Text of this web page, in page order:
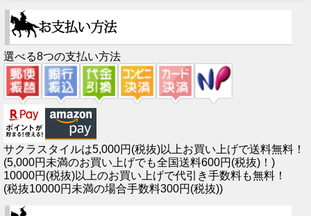
選べる8つの支払い方法
サクラスタイルは5,000円(税抜)以上お買い上げで送料無料！
(5,000円未満のお買い上げでも全国送料600円(税抜)！)
10000円(税抜)以上のお買い上げで代引き手数料も無料！
(税抜10000円未満の場合手数料300円(税抜))